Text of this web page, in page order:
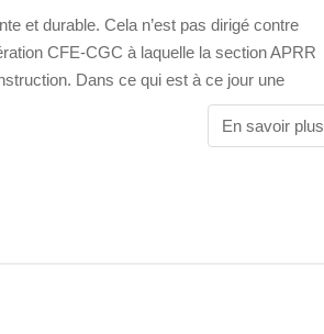
et durable. Cela n’est pas dirigé contre
CFE-CGC à laquelle la section APRR
Dans ce qui est à ce jour une
En savoir plus